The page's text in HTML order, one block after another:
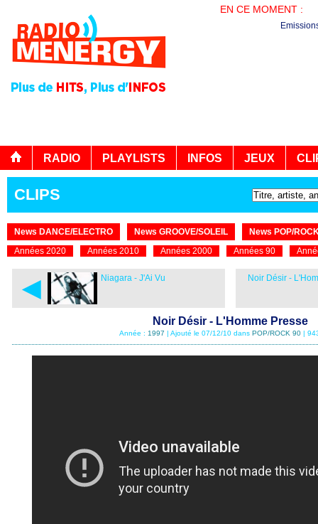
EN CE MOMENT :
RADIO PLAYLISTS INFOS JEUX
CLIPS
News DANCE/ELECTRO News GROOVE/SOLEIL
News POP/
Années 2020
Années 2010 Années 2000 Années 90
◄ Niagara - J'Ai Vu Noir Désir -
Noir Désir - L'Homme Presse
Année : 1997 | Ajouté le 07/12/10 dans POP/ROCK 90|